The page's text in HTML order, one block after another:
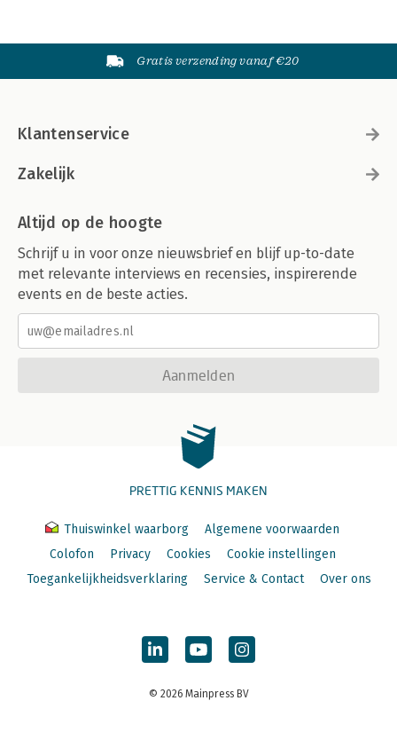
Gratis verzending vanaf €20
Klantenservice
Zakelijk
Altijd op de hoogte
Schrijf u in voor onze nieuwsbrief en blijf up-to-date
met relevante interviews en recensies, inspirerende
events en de beste acties.
Aanmelden
PRETTIG KENNIS MAKEN
Thuiswinkel waarborg
Algemene voorwaarden
Colofon
Privacy Cookies
Cookie instellingen
Toegankelijkheidsverklaring
Service & Contact Over ons
© 2026 Mainpress BV